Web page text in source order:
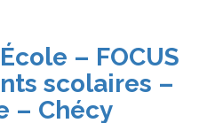
– FOCUS
scolaires –
– Chécy